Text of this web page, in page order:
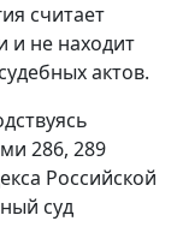
считает
и не находит
актов.
286, 289
Российской
суд